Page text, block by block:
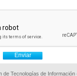
de Tecnologías de